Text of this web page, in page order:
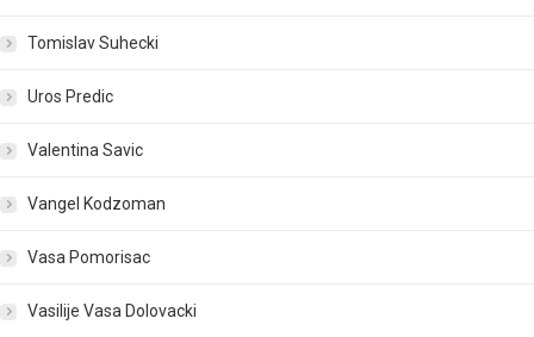
Tomislav Suhecki
Uros Predic
Valentina Savic
Vangel Kodzoman
Vasa Pomorisac
Vasilije Vasa Dolovacki